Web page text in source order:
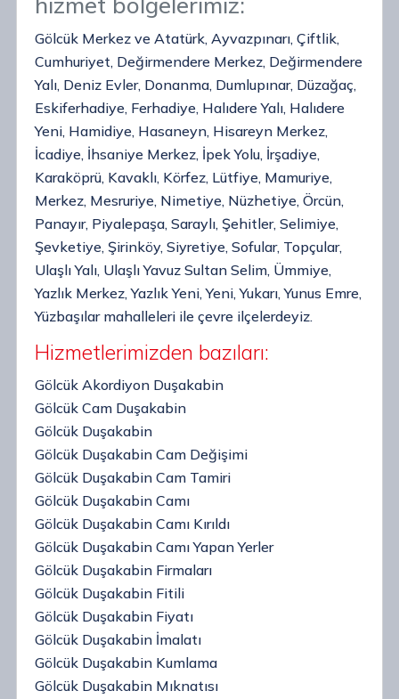
Gölcük Merkez ve Atatürk, Ayvazpınarı, Çiftlik,
Cumhuriyet, Değirmendere Merkez, Değirmendere
Yalı, Deniz Evler, Donanma, Dumlupınar, Düzağaç,
Eskiferhadiye, Ferhadiye, Halıdere Yalı, Halıdere
Yeni, Hamidiye, Hasaneyn, Hisareyn Merkez,
İcadiye, İhsaniye Merkez, İpek Yolu, İrşadiye,
Karaköprü, Kavaklı, Körfez, Lütfiye, Mamuriye,
Merkez, Mesruriye, Nimetiye, Nüzhetiye, Örcün,
Panayır, Piyalepaşa, Saraylı, Şehitler, Selimiye,
Şevketiye, Şirinköy, Siyretiye, Sofular, Topçular,
Ulaşlı Yalı, Ulaşlı Yavuz Sultan Selim, Ümmiye,
Yazlık Merkez, Yazlık Yeni, Yeni, Yukarı, Yunus Emre,
Yüzbaşılar mahalleleri ile çevre ilçelerdeyiz.
Hizmetlerimizden bazıları:
Gölcük Akordiyon Duşakabin
Gölcük Cam Duşakabin
Gölcük Duşakabin
Gölcük Duşakabin Cam Değişimi
Gölcük Duşakabin Cam Tamiri
Gölcük Duşakabin Camı
Gölcük Duşakabin Camı Kırıldı
Gölcük Duşakabin Camı Yapan Yerler
Gölcük Duşakabin Firmaları
Gölcük Duşakabin Fitili
Gölcük Duşakabin Fiyatı
Gölcük Duşakabin İmalatı
Gölcük Duşakabin Kumlama
Gölcük Duşakabin Mıknatısı